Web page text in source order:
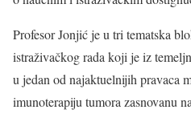
Profesor Jonjić je u tri tematska
istraživačkog rada koji je iz
u jedan od najaktuelnijih pravaca
imunoterapiju tumora zasnovanu